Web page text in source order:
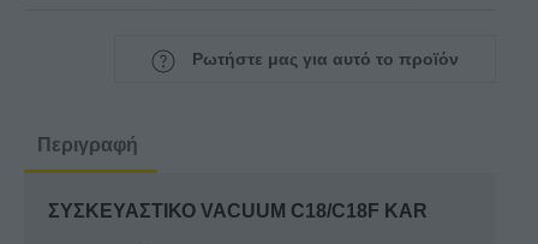
Ρωτήστε μας για αυτό το προϊόν
Περιγραφή
ΣΥΣΚΕΥΑΣΤΙΚΟ VACUUM C18/C18F KAR